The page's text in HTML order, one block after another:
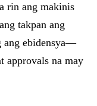
rin ang makinis
takpan ang
ang ebidensya—
approvals na may